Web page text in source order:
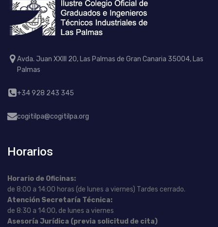
Avda. Juan XXIII 20, Las Palmas de Gran Canaria 35004, Las
Palmas
+34 928 243 345
cogitilpa@cogitilpa.org
Horarios
Horario de Oficinas:
de 8:00 a 14:00 horas (de lunes a viernes) Tardes cerrado.
Atención Secretaría Técnica:
de 8:30 a 14:00, de lunes a viernes
Asesoría Jurídica (previa solicitud de cita)